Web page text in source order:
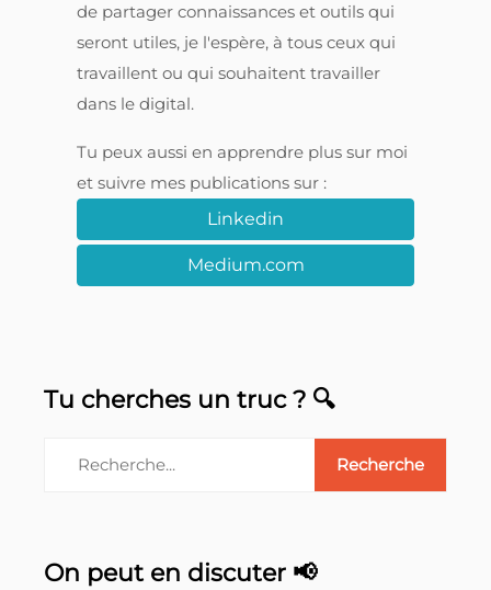
de partager connaissances et outils qui
seront utiles, je l'espère, à tous ceux qui
travaillent ou qui souhaitent travailler
dans le digital.
Tu peux aussi en apprendre plus sur moi
et suivre mes publications sur :
Linkedin
Medium.com
Tu cherches un truc ? 🔍
On peut en discuter 📢